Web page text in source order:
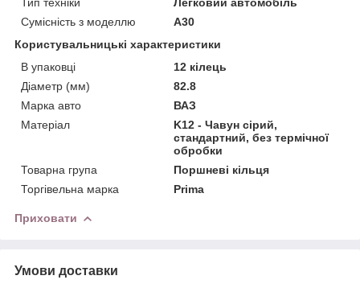
Сумісність з моделлю
A30
Користувальницькі характеристики
В упаковці
12 кілець
Діаметр (мм)
82.8
Марка авто
ВАЗ
Матеріал
K12 - Чавун сірий,
стандартний, без термічної
обробки
Товарна група
Поршневі кільця
Торгівельна марка
Prima
Приховати
Умови доставки